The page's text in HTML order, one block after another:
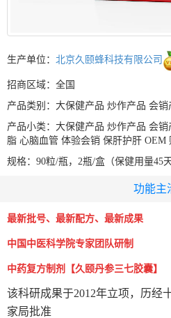
生产单位： 北京久颐蜂科技有限公司
招商区域：全国
产品类别：大保健产品 炒作产品 会销
产品小类：大保健产品 炒作产品 会
脂 心脑血管 体验会销 保肝护肝 OEM
规格：90粒/瓶，2瓶/盒（保健用量45天
功能主
最新批号、最新配方、最新成果
中国中医科学院专家团队研制
中药复方制剂【久颐丹参三七胶囊】
该科研成果于2012年立项，历经
家局批准